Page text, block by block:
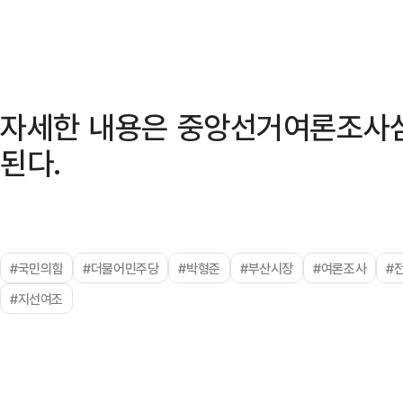
자세한 내용은 중앙선거여론조
된다.
#국민의힘 #더불어민주당 #박형준 #부산시장 #여론조사
#
#지선여조